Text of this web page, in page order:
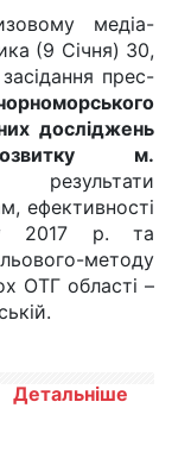
медіа-
(9 Січня) 30,
прес-
досліджень
м.
результати
ефективності
2017 р. та
методу
ОТГ області –
Детальніше